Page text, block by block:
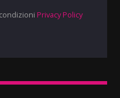
Privacy Policy